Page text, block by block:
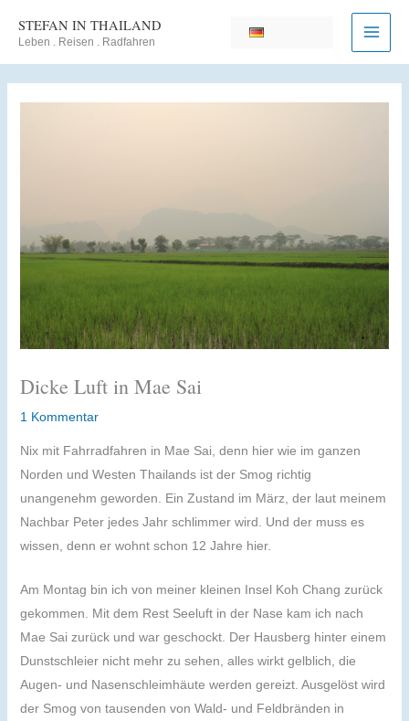
Inhalt
STEFAN IN THAILAND
Leben . Reisen . Radfahren
Dicke Luft in Mae Sai
1 Kommentar
Nix mit Fahrradfahren in Mae Sai, denn hier wie im ganzen
Norden und Westen Thailands ist der Smog richtig
unangenehm geworden. Ein Zustand im März, der laut meinem
Nachbar Peter jedes Jahr schlimmer wird. Und der muss es
wissen, denn er wohnt schon 12 Jahre hier.
Am Montag bin ich von meiner kleinen Insel Koh Chang zurück
gekommen. Mit dem Rest Seeluft in der Nase kam ich nach
Mae Sai zurück und war geschockt. Der Hausberg hinter einem
Dunstschleier nicht mehr zu sehen, alles wirkt gelblich, die
Augen- und Nasenschleimhäute werden gereizt. Ausgelöst wird
der Smog von tausenden von Wald- und Feldbränden in